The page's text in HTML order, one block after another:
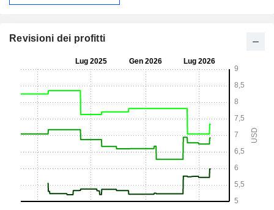
Revisioni dei profitti